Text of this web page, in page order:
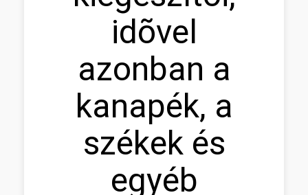
idõvel
azonban a
kanapék, a
székek és
egyéb